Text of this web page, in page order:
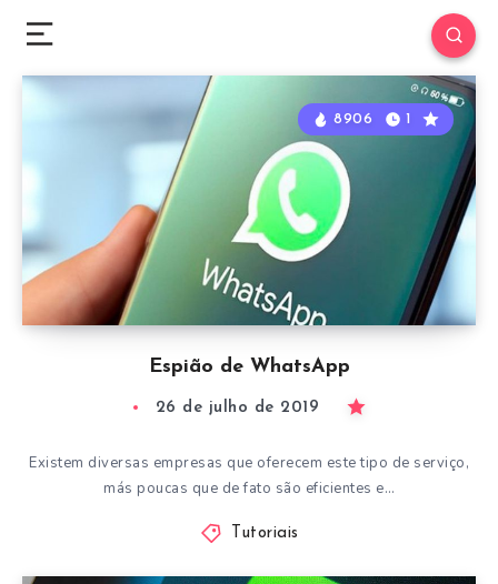
Espião de WhatsApp
8906 1
26 de julho de 2019
Existem diversas empresas que oferecem este tipo de serviço,
más poucas que de fato são eficientes e…
Tutoriais